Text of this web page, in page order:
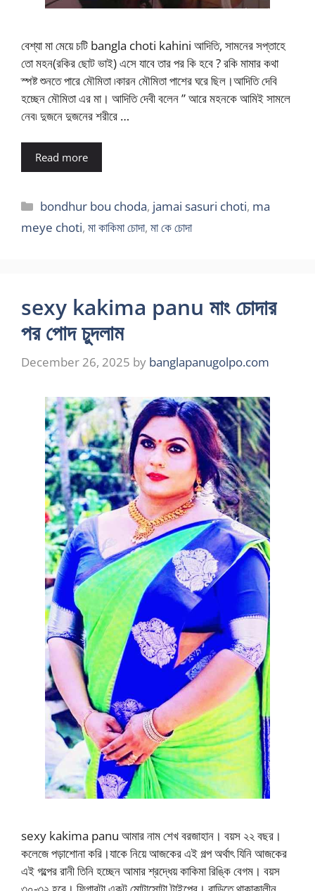
বেশ্যা মা মেয়ে চটি bangla choti kahini আদিতি, সামনের সপ্তাহে
তো মহন(রকির ছোট ভাই) এসে যাবে তার পর কি হবে ? রকি মামার কথা
স্পষ্ট শুনতে পারে মৌমিতা ৷কারন মৌমিতা পাশের ঘরে ছিল।আদিতি দেবি
হচ্ছেন মৌমিতা এর মা। আদিতি দেবী বলেন ” আরে মহনকে আমিই সামলে
নেব৷ দুজনে দুজনের শরীরে …
Read more
Categories
bondhur bou choda, jamai sasuri choti, ma
meye choti, মা কাকিমা চোদা, মা কে চোদা
sexy kakima panu মাং চোদার
পর পোদ চুদলাম
December 26, 2025 by banglapanugolpo.com
sexy kakima panu আমার নাম শেখ বরজাহান। বয়স ২২ বছর।
কলেজে পড়াশোনা করি।যাকে নিয়ে আজকের এই গল্প অর্থাৎ যিনি আজকের
এই গল্পের রানী তিনি হচ্ছেন আমার শ্রদ্ধেয় কাকিমা রিঙ্কি বেগম। বয়স